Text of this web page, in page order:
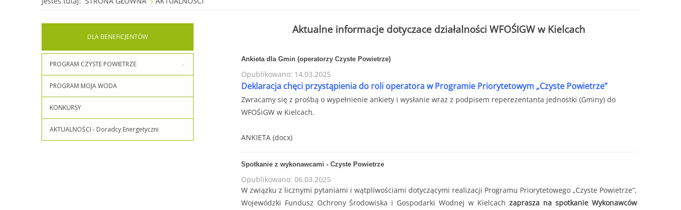
Aktualne informacje dotyczace działalności WFOŚIGW w Kielcach
Ankieta dla Gmin (operatorzy Czyste Powietrze)
Opublikowano: 14.03.2025
Deklaracja chęci przystąpienia do roli operatora w Programie Priorytetowym „Czyste Powietrze”
Zwracamy się z prośbą o wypełnienie ankiety i wysłanie wraz z podpisem reperezentanta jednostki (Gminy) do
WFOŚiGW w Kielcach.
ANKIETA(docx)
Spotkanie z wykonawcami - Czyste Powietrze
Opublikowano: 06.03.2025
W związku z licznymi pytaniami i wątpliwościami dotyczącymi realizacji Programu Priorytetowego „Czyste Powietrze”,
Wojewódzki Fundusz Ochrony Środowiska i Gospodarki Wodnej w Kielcach zaprasza na spotkanie Wykonawców
DLABENEFICJENTÓW
PROGRAM CZYSTE POWIETRZE
PROGRAM MOJA WODA
KONKURSY
AKTUALNOŚCI - Doradcy Energetyczni